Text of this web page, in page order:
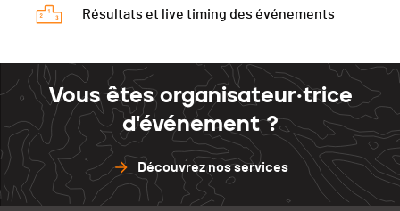
Résultats et live timing des événements
Vous êtes organisateur·trice
d'événement ?
Découvrez nos services